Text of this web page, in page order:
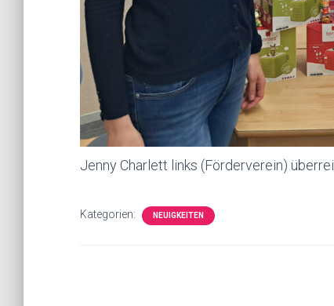
Jenny Charlett links (Förderverein)
Kategorien: NEUIGKEITEN